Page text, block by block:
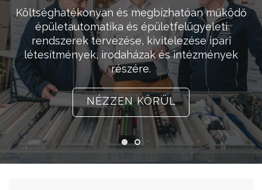
Költséghatékonyan és megbízhatóan működő
épületautomatika és épületfelügyeleti
rendszerek tervezése, kivitelezése ipari
létesítmények, irodaházak és intézmények
részére.
NÉZZEN KÖRÜL
Ha kedveled a kihívásokat, a sokszínű
feladatokat, akkor Téged is várunk kollégáink
körében! Megbízhatóság és minőség a
csapatban is 1992 óta!
NÉZZ KÖRÜL